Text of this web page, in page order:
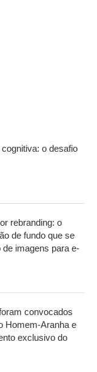
o desafio
rebranding: o
de fundo que se
imagens para e-
convocados
Homem-Aranha e
exclusivo do